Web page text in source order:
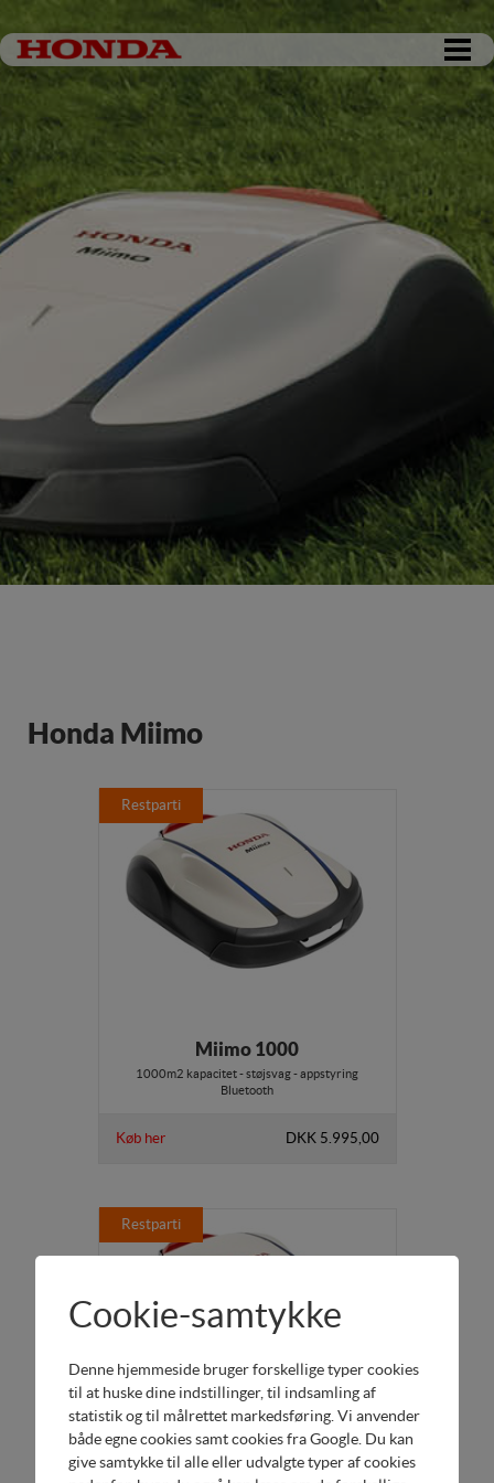
DKK 0,00
Gå til kassen
Tøm kurv
Honda Miimo
Restparti
Miimo 1000
1000m2 kapacitet - støjsvag - appstyring
Bluetooth
Køb her DKK 5.995,00
Restparti
Miimo 1500 Live
Cookie-samtykke
Denne hjemmeside bruger forskellige typer cookies
til at huske dine indstillinger, til indsamling af
statistik og til målrettet markedsføring. Vi anvender
både egne cookies samt cookies fra Google. Du kan
give samtykke til alle eller udvalgte typer af cookies